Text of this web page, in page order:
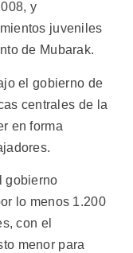
y
juveniles
de Mubarak.
el gobierno de
centrales de la
en forma
gobierno
lo menos 1.200
con el
menor para